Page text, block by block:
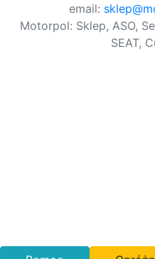
email:
Motorpol: Sklep, ASO,
SEAT,